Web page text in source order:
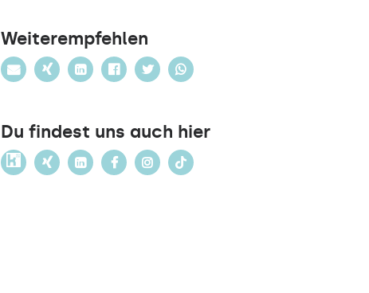
Weiterempfehlen
Du findest uns auch hier